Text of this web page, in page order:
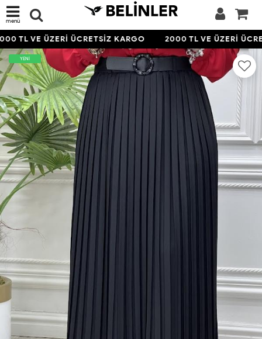
menü
TL VE ÜZERİ ÜCRETSİZ KARGO 2000 TL VE ÜZERİ
YENİ